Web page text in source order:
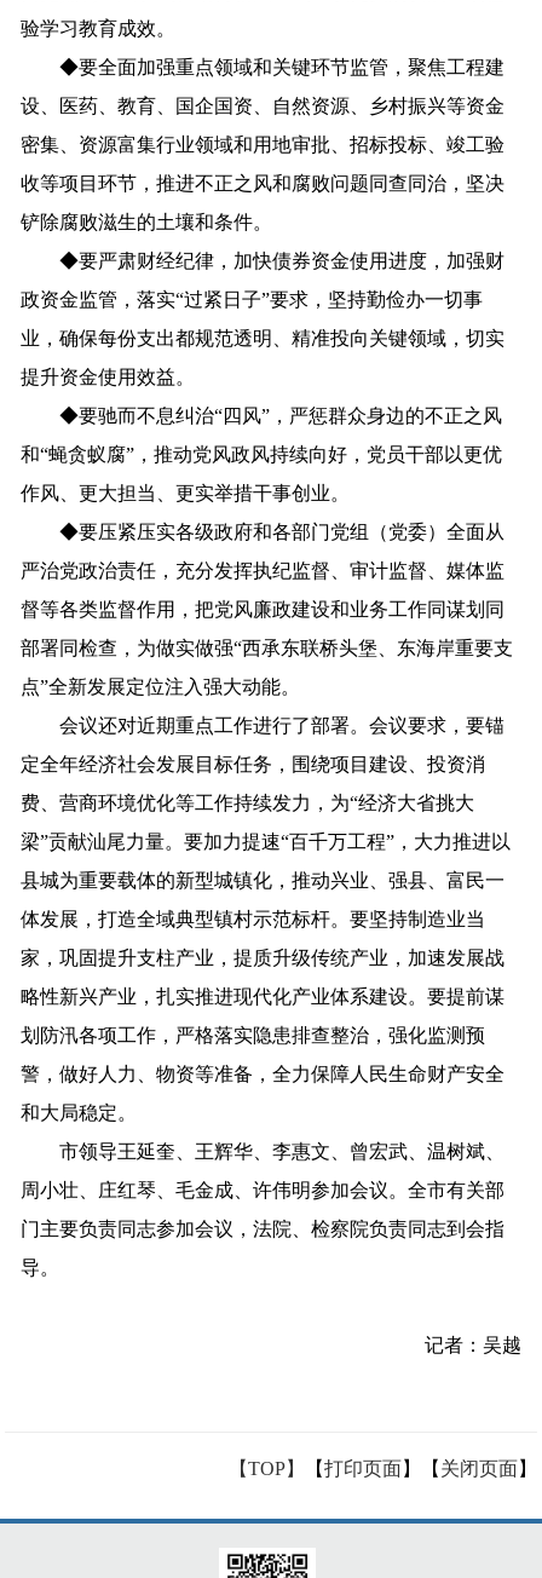
验学习教育成效。
◆要全面加强重点领域和关键环节监管，聚焦工程建
设、医药、教育、国企国资、自然资源、乡村振兴等资金
密集、资源富集行业领域和用地审批、招标投标、竣工验
收等项目环节，推进不正之风和腐败问题同查同治，坚决
铲除腐败滋生的土壤和条件。
◆要严肃财经纪律，加快债券资金使用进度，加强财
政资金监管，落实“过紧日子”要求，坚持勤俭办一切事
业，确保每份支出都规范透明、精准投向关键领域，切实
提升资金使用效益。
◆要驰而不息纠治“四风”，严惩群众身边的不正之风
和“蝇贪蚁腐”，推动党风政风持续向好，党员干部以更优
作风、更大担当、更实举措干事创业。
◆要压紧压实各级政府和各部门党组（党委）全面从
严治党政治责任，充分发挥执纪监督、审计监督、媒体监
督等各类监督作用，把党风廉政建设和业务工作同谋划同
部署同检查，为做实做强“西承东联桥头堡、东海岸重要支
点”全新发展定位注入强大动能。
会议还对近期重点工作进行了部署。会议要求，要锚
定全年经济社会发展目标任务，围绕项目建设、投资消
费、营商环境优化等工作持续发力，为“经济大省挑大
梁”贡献汕尾力量。要加力提速“百千万工程”，大力推进以
县城为重要载体的新型城镇化，推动兴业、强县、富民一
体发展，打造全域典型镇村示范标杆。要坚持制造业当
家，巩固提升支柱产业，提质升级传统产业，加速发展战
略性新兴产业，扎实推进现代化产业体系建设。要提前谋
划防汛各项工作，严格落实隐患排查整治，强化监测预
警，做好人力、物资等准备，全力保障人民生命财产安全
和大局稳定。
市领导王延奎、王辉华、李惠文、曾宏武、温树斌、
周小壮、庄红琴、毛金成、许伟明参加会议。全市有关部
门主要负责同志参加会议，法院、检察院负责同志到会指
导。
记者： 吴越
【TOP】 【打印页面】【 关闭页面】